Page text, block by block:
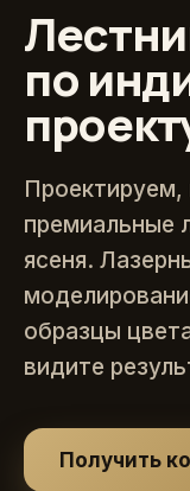
по
премиальные
ясеня.
образцы
видите
Получить